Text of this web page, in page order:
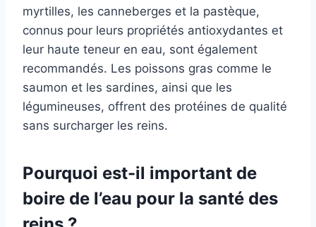
myrtilles, les canneberges et la pastèque,
connus pour leurs propriétés antioxydantes et
leur haute teneur en eau, sont également
recommandés. Les poissons gras comme le
saumon et les sardines, ainsi que les
légumineuses, offrent des protéines de qualité
sans surcharger les reins.
Pourquoi est-il important de
boire de l’eau pour la santé des